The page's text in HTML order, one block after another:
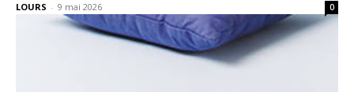
LOURS - 9 mai 2026 0